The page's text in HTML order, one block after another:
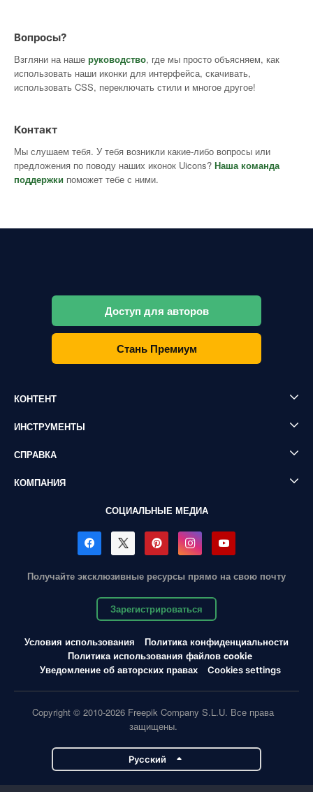
Вопросы?
Взгляни на наше руководство, где мы просто объясняем, как
использовать наши иконки для интерфейса, скачивать,
использовать CSS, переключать стили и многое другое!
Контакт
Мы слушаем тебя. У тебя возникли какие-либо вопросы или
предложения по поводу наших иконок Uicons? Наша команда
поддержки поможет тебе с ними.
Доступ для авторов
Стань Премиум
КОНТЕНТ
ИНСТРУМЕНТЫ
СПРАВКА
КОМПАНИЯ
СОЦИАЛЬНЫЕ МЕДИА
Получайте эксклюзивные ресурсы прямо на свою почту
Зарегистрироваться
Условия использования
Политика конфиденциальности
Политика использования файлов cookie
Уведомление об авторских правах
Cookies settings
Copyright © 2010-2026 Freepik Company S.L.U. Все права
защищены.
Pусский